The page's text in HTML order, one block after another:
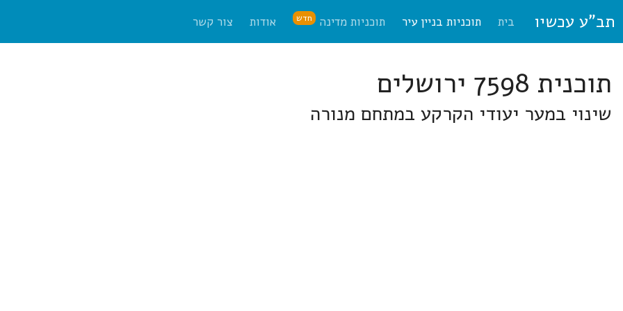
תב"ע עכשיו בית תוכניות בניין עיר תוכניות מדינה חדש אודות צור קשר
תוכנית 7598 ירושלים
שינוי במער יעודי הקרקע במתחם מנורה